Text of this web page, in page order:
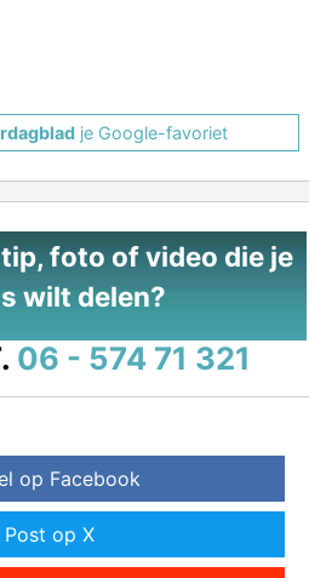
je Google-favoriet
foto of video die je
wilt delen?
06 - 574 71 321
op Facebook
Post op X